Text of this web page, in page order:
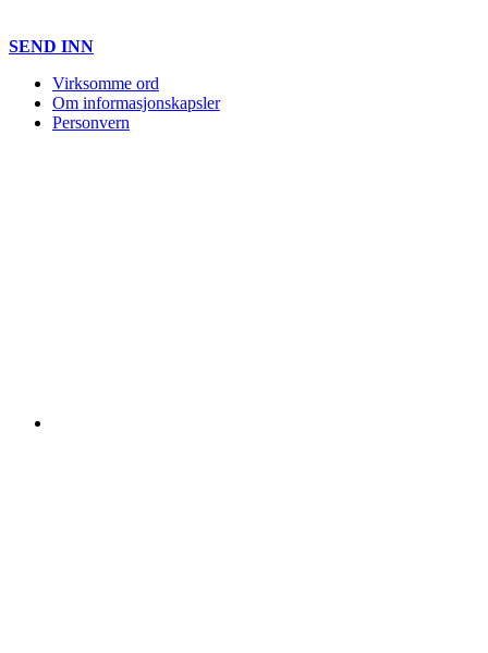
SEND INN
Virksomme ord
Om informasjonskapsler
Personvern